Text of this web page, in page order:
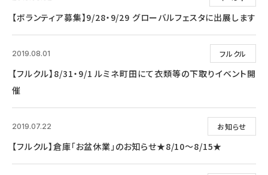
【ボランティア募集】9/28・9/29 グローバルフェスタに出展します
フルクル
2019.08.01
【フルクル】8/31・9/1 ルミネ町田にて衣類等の下取りイベント開
催
お知らせ
2019.07.22
【フルクル】倉庫「お盆休業」のお知らせ★8/10～8/15★